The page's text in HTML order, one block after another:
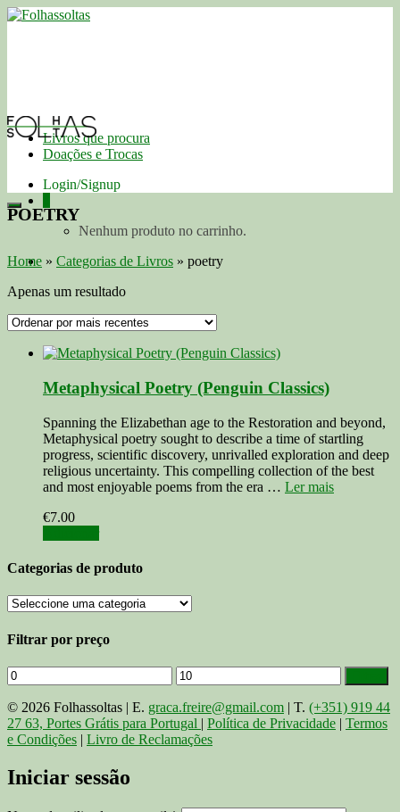
Livros que procura
Doações e Trocas
Login/Signup
Nenhum produto no carrinho.
POETRY
Home » Categorias de Livros » poetry
Apenas um resultado
Metaphysical Poetry (Penguin Classics)
Spanning the Elizabethan age to the Restoration and beyond,
Metaphysical poetry sought to describe a time of startling
progress, scientific discovery, unrivalled exploration and deep
religious uncertainty. This compelling collection of the best
and most enjoyable poems from the era … Ler mais
€7.00
Categorias de produto
Filtrar por preço
Preço
mínimo
Preço
máximo
© 2026 Folhassoltas | E. graca.freire@gmail.com | T. (+351) 919 44
27 63, Portes Grátis para Portugal | Política de Privacidade | Termos
e Condições | Livro de Reclamações
Iniciar sessão